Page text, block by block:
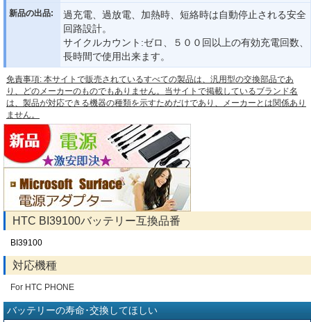
新品の出品:
過充電、過放電、加熱時、短絡時は自動停止される安全
回路設計。
サイクルカウント:ゼロ、５００回以上の有効充電回数、
長時間で使用出来ます。
免責事項: 本サイトで販売されているすべての製品は、汎用型の交換部品であ
り、どのメーカーのものでもありません。当サイトで掲載しているブランド名
は、製品が対応できる機器の種類を示すためだけであり、メーカーとは関係あり
ません。
HTC BI39100バッテリー互換品番
BI39100
対応機種
For HTC PHONE
バッテリーの寿命･交換してほしい